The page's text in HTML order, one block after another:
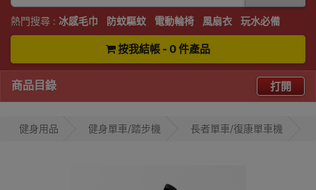
熱門搜尋 : 冰感毛巾 防蚊驅蚊 電動輪椅 風扇衣 玩水必備
按我結帳 - 0 件產品
商品目錄 打開
健身用品 健身單車/踏步機 長者單車/復康單車機